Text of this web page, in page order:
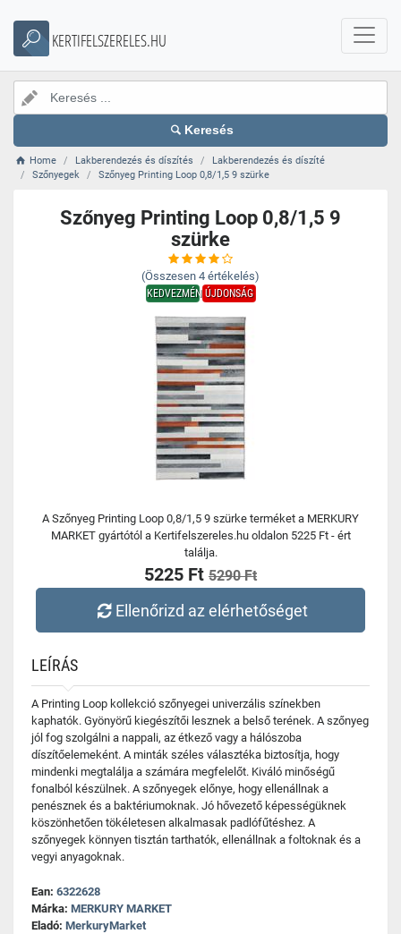
KERTIFELSZERELES.HU
Keresés
Home Lakberendezés és díszítés
Lakberendezés és díszíté
Szőnyegek
Szőnyeg Printing Loop 0,8/1,5 9 szürke
Szőnyeg Printing Loop 0,8/1,5 9
szürke
(Összesen 4 értékelés)
KEDVEZMÉNYÚJDONSÁG
A Szőnyeg Printing Loop 0,8/1,5 9 szürke terméket a MERKURY
MARKET gyártótól a Kertifelszereles.hu oldalon 5225 Ft - ért
találja.
5225 Ft 5290 Ft
Ellenőrizd az elérhetőséget
LEÍRÁS
A Printing Loop kollekció szőnyegei univerzális színekben
kaphatók. Gyönyörű kiegészítői lesznek a belső terének. A szőnyeg
jól fog szolgálni a nappali, az étkező vagy a hálószoba
díszítőelemeként. A minták széles választéka biztosítja, hogy
mindenki megtalálja a számára megfelelőt. Kiváló minőségű
fonalból készülnek. A szőnyegek előnye, hogy ellenállnak a
penésznek és a baktériumoknak. Jó hővezető képességüknek
köszönhetően tökéletesen alkalmasak padlófűtéshez. A
szőnyegek könnyen tisztán tarthatók, ellenállnak a foltoknak és a
vegyi anyagoknak.
Ean: 6322628
Márka: MERKURY MARKET
Eladó: MerkuryMarket